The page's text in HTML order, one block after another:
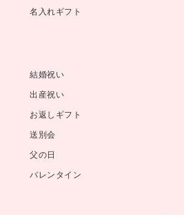
名入れギフト
結婚祝い
出産祝い
お返しギフト
送別会
父の日
バレンタイン